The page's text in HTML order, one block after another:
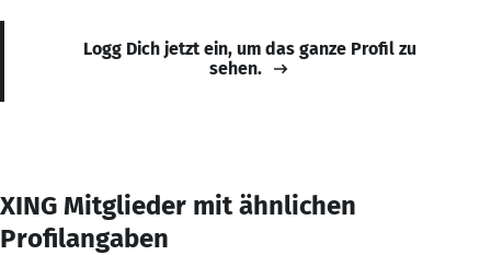
Logg Dich jetzt ein, um das ganze Profil zu
sehen.
XING Mitglieder mit ähnlichen
Profilangaben